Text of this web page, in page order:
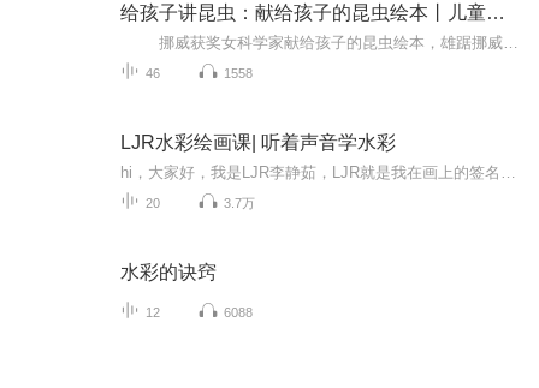
给孩子讲昆虫：献给孩子的昆虫绘本丨儿童读物丨自然科普丨生物百科丨水彩插画
46 1558
LJR水彩绘画课| 听着声音学水彩
20 3.7万
水彩的诀窍
12 6088